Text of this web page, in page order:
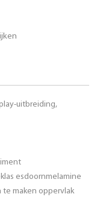
uitbreiding,
esdoornmelamine
te maken oppervlak